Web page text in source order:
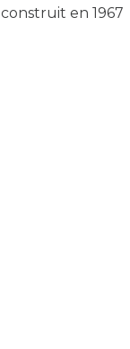
construit en 1967